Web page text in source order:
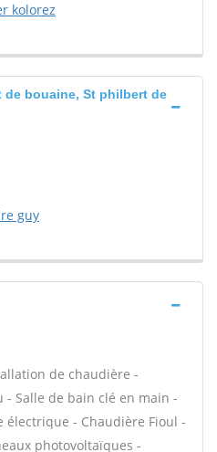
kolorez
bouaine, St philbert de
guy
de chaudière -
Salle de bain clé en main -
électrique - Chaudière Fioul -
photovoltaïques -